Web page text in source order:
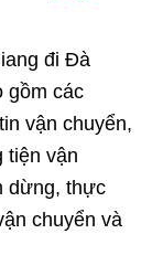
đi Đà
gồm các
vận chuyển,
tiện vận
dừng, thực
chuyển và